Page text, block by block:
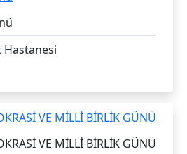
Hastanesi
VE MİLLİ BİRLİK GÜNÜ